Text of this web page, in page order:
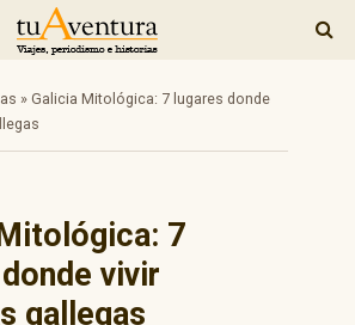
» Galicia Mitológica: 7 lugares donde
7
vivir
gallegas